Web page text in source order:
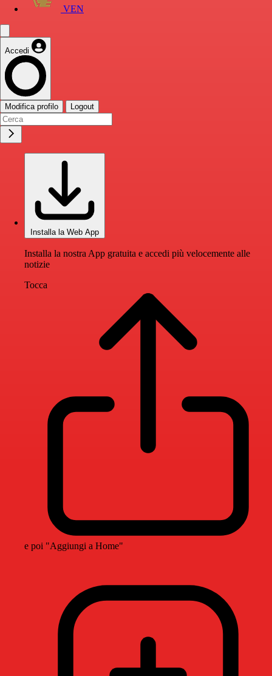
VEN
Accedi
Modifica profilo Logout
Installa la Web App
Installa la nostra App gratuita e accedi più velocemente alle
notizie
Tocca
e poi "Aggiungi a Home"